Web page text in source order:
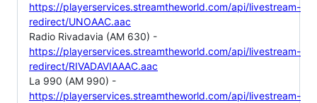
https://playerservices.streamtheworld.com/api/livestream-
redirect/UNOAAC.aac
Radio Rivadavia (AM 630) -
https://playerservices.streamtheworld.com/api/livestream-
redirect/RIVADAVIAAAC.aac
La 990 (AM 990) -
https://playerservices.streamtheworld.com/api/livestream-